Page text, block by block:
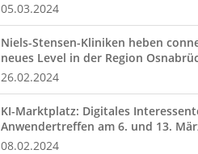
05.03.2024
Niels-Stensen-Kliniken heben
neues Level in der Region
26.02.2024
KI-Marktplatz: Digitales
Anwendertreffen am 6. und 13.
08.02.2024